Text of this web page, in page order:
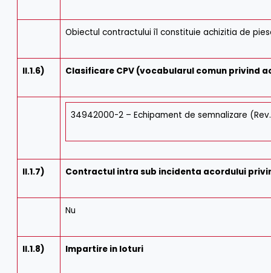
Obiectul contractului îl constituie achizitia de
II.1.6) Clasificare CPV (vocabularul comun privind
34942000-2 – Echipament de semnalizare
II.1.7) Contractul intra sub incidenta acordului
Nu
II.1.8) Impartire in loturi